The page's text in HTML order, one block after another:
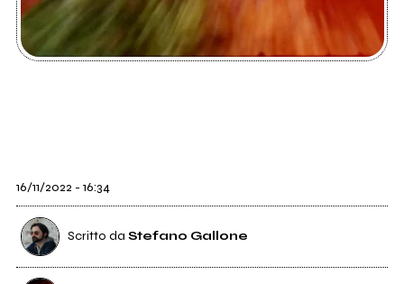
16/11/2022 - 16:34
Scritto da Stefano Gallone